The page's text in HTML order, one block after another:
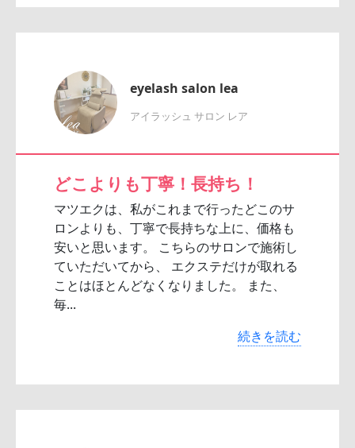
eyelash salon lea
アイラッシュ サロン レア
どこよりも丁寧！長持ち！
マツエクは、私がこれまで行ったどこのサ
ロンよりも、丁寧で長持ちな上に、価格も
安いと思います。 こちらのサロンで施術し
ていただいてから、 エクステだけが取れる
ことはほとんどなくなりました。 また、
毎...
続きを読む